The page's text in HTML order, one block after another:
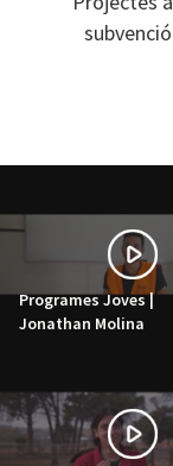
Programes Joves |
Jonathan Molina